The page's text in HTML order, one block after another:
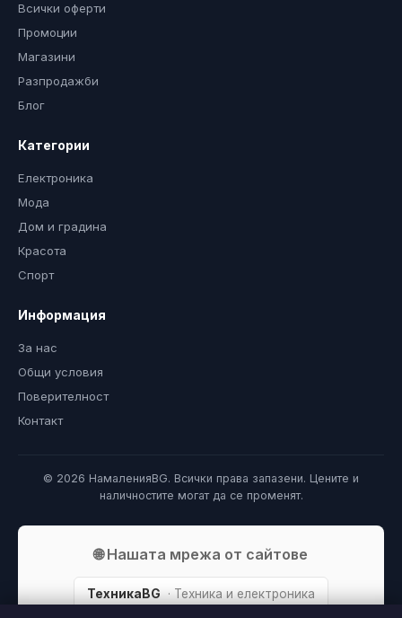
Всички оферти
Промоции
Магазини
Разпродажби
Блог
Категории
Електроника
Мода
Дом и градина
Красота
Спорт
Информация
За нас
Общи условия
Поверителност
Контакт
© 2026 НамаленияBG. Всички права запазени. Цените и
наличностите могат да се променят.
🌐 Нашата мрежа от сайтове
ТехникаBG · Техника и електроника